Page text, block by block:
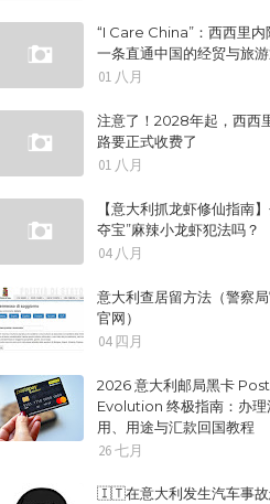
“I Care China”：西西里内
一条直通中国的经贸与旅
01 八月
注意了！2028年起，西西
路要正式收费了
01 八月
【意大利抓龙虾修仙指南
夺宝”麻辣小龙虾犯法吗？
04 八月
意大利查居留方法（警察
官网）
04 四月
2026 意大利邮局黑卡
Evolution 终极指南：办理
用、用途与汇款回国教程
26 七月
🇮🇹在意大利发生汽车事故